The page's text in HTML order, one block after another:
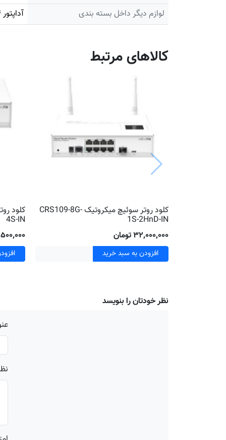
لوازم دیگر داخل بسته بندی
آداپتور ۲۴ ولت و کابل OTG USB
کالاهای مرتبط
کلود روتر سوئیچ میکروتیک CRS109-8G-
1S-2HnD-IN
۳۲٬۰۰۰٬۰۰۰ تومان
افزودن به سبد خرید
4S-IN
۱۱٬۵۰۰٬۰۰۰
نظر خودتان را بنویسد